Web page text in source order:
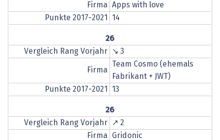
Firma
Apps with love
Punkte 2017-2021
14
26
Vergleich Rang Vorjahr
↘ 3
Firma
Team Cosmo (ehemals
Fabrikant + JWT)
Punkte 2017-2021
13
26
Vergleich Rang Vorjahr
↗ 2
Firma
Gridonic